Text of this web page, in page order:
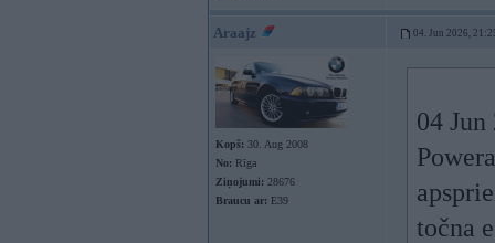
Araajz 04. Jun 2026,
Kopš: 30. Aug 2008
No: Rīga
Ziņojumi: 28676
Braucu ar: E39
04
točna